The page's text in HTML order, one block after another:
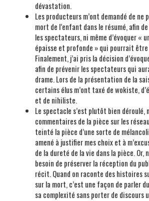
dévastation.
Les producteurs m’ont demandé de ne
mort de l’enfant dans le résumé, afin
les spectateurs, ni même d’évoquer «
épaisse et profonde » qui pourrait
Finalement, j’ai pris la décision
afin de prévenir les spectateurs qui
drame. Lors de la présentation de la
certains élus m’ont taxé de wokiste,
et de nihiliste.
Le spectacle s’est plutôt bien déroulé,
commentaires de la pièce sur les
teinté la pièce d’une sorte de
amené à justifier mes choix et à
de la dureté de la vie dans la pièce. Or,
besoin de préserver la réception du
récit. Quand on raconte des histoires
sur la mort, c’est une façon de parler
sa complexité sans porter de discours